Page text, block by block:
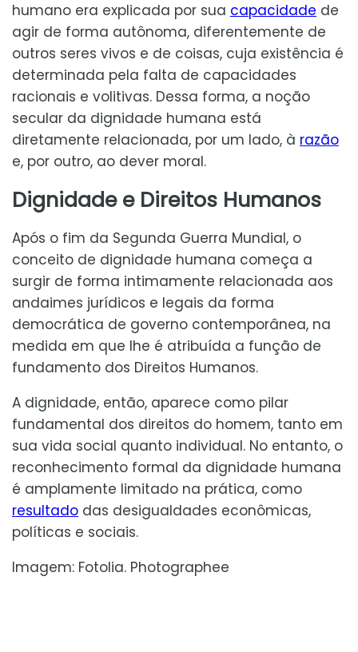
humano era explicada por sua capacidade de
agir de forma autônoma, diferentemente de
outros seres vivos e de coisas, cuja existência é
determinada pela falta de capacidades
racionais e volitivas. Dessa forma, a noção
secular da dignidade humana está
diretamente relacionada, por um lado, à razão
e, por outro, ao dever moral.
Dignidade e Direitos Humanos
Após o fim da Segunda Guerra Mundial, o
conceito de dignidade humana começa a
surgir de forma intimamente relacionada aos
andaimes jurídicos e legais da forma
democrática de governo contemporânea, na
medida em que lhe é atribuída a função de
fundamento dos Direitos Humanos.
A dignidade, então, aparece como pilar
fundamental dos direitos do homem, tanto em
sua vida social quanto individual. No entanto, o
reconhecimento formal da dignidade humana
é amplamente limitado na prática, como
resultado das desigualdades econômicas,
políticas e sociais.
Imagem: Fotolia. Photographee